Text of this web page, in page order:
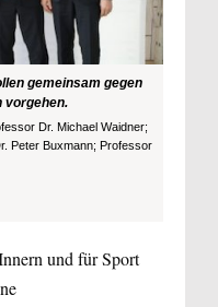
gemeinsam gegen
vorgehen.
Dr. Michael Waidner;
Peter Buxmann; Professor
und für Sport